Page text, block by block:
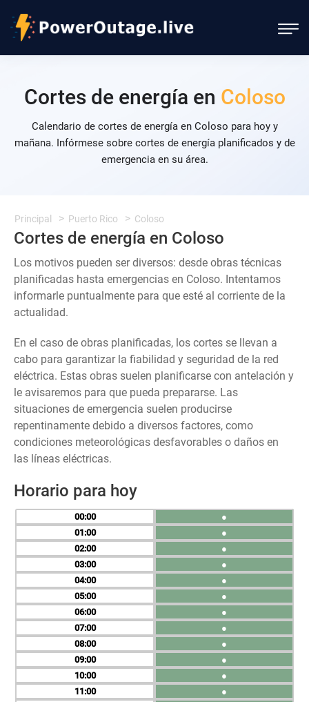
Cortes de energía en Coloso
Calendario de cortes de energía en Coloso para hoy y
mañana. Infórmese sobre cortes de energía planificados y de
emergencia en su área.
Principal Puerto Rico Coloso
Cortes de energía en Coloso
Los motivos pueden ser diversos: desde obras técnicas
planificadas hasta emergencias en Coloso. Intentamos
informarle puntualmente para que esté al corriente de la
actualidad.
En el caso de obras planificadas, los cortes se llevan a
cabo para garantizar la fiabilidad y seguridad de la red
eléctrica. Estas obras suelen planificarse con antelación y
le avisaremos para que pueda prepararse. Las
situaciones de emergencia suelen producirse
repentinamente debido a diversos factores, como
condiciones meteorológicas desfavorables o daños en
las líneas eléctricas.
Horario para hoy
00
01
02
03
04
05
06
07
08
09
10
11
●
●
●
●
●
●
●
●
●
●
●
●